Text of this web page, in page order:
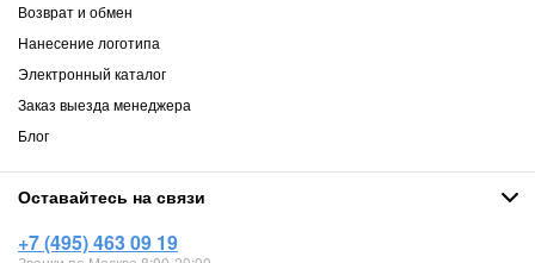
Возврат и обмен
Нанесение логотипа
Электронный каталог
Заказ выезда менеджера
Блог
Оставайтесь на связи
+7 (495) 463 09 19